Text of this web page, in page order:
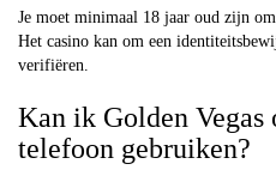
Je moet minimaal 18 jaar oud zijn
Het casino kan om een
verifiëren.
Kan ik Golden
telefoon gebruiken?